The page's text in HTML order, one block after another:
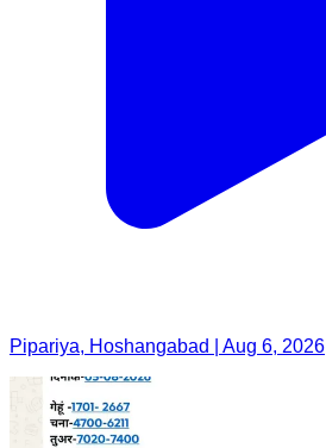
Pipariya, Hoshangabad | Aug 6, 2026